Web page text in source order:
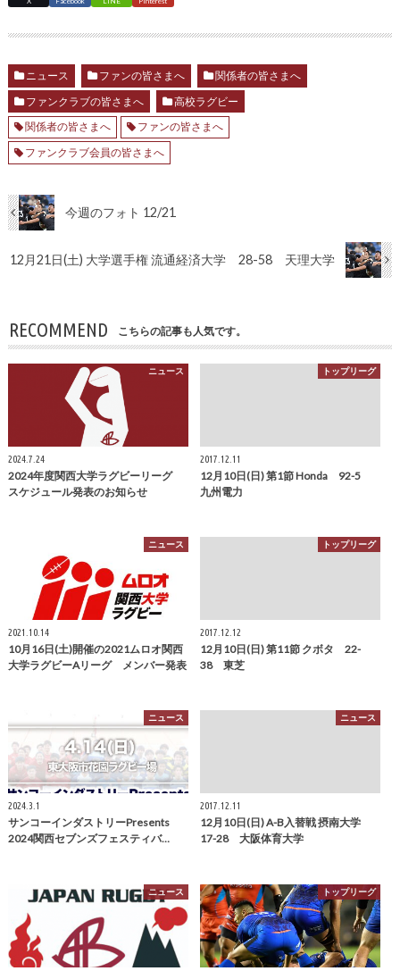
ニュース ファンの皆さまへ
関係者の皆さまへ
ファンクラブの皆さまへ
高校ラグビー
関係者の皆さまへ
ファンの皆さまへ
ファンクラブ会員の皆さまへ
今週のフォト 12/21
12月21日(土) 大学選手権 流通経済大学 28-58 天理大学
RECOMMEND こちらの記事も人気です。
ニュース
2024.7.24
2024年度関西大学ラグビーリーグ
スケジュール発表のお知らせ
トップリーグ
2017.12.11
12月10日(日) 第1節 Honda 92-5
九州電力
ニュース
2021.10.14
10月16日(土)開催の2021ムロオ関西
大学ラグビーAリーグ メンバー発表
トップリーグ
2017.12.12
12月10日(日) 第11節 クボタ 22-
38 東芝
ニュース
2024.3.1
サンコーインダストリーPresents
2024関西セブンズフェスティバ…
ニュース
2017.12.11
12月10日(日) A-B入替戦 摂南大学
17-28 大阪体育大学
ニュース トップリーグ